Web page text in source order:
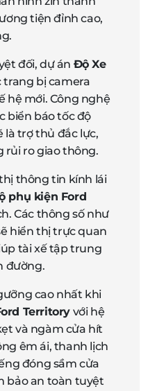
tiện đỉnh cao,
đối, dự án Độ Xe
bị camera
hệ mới. Công nghệ
biển báo tốc độ
là trợ thủ đắc lực,
rủi ro giao thông.
thông tin kính lái
phụ kiện Ford
Các thông số như
hiển thị trực quan
tài xế tập trung
đường.
cao nhất khi
Territory với hệ
và ngàm cửa hít
êm ái, thanh lịch
đóng sầm cửa
bảo an toàn tuyệt